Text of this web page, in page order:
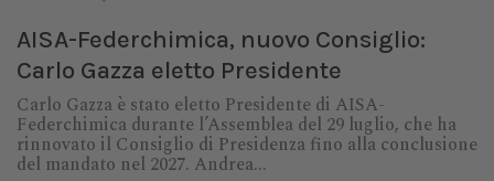
AISA-Federchimica, nuovo Consiglio:
Carlo Gazza eletto Presidente
Carlo Gazza è stato eletto Presidente di AISA-
Federchimica durante l’Assemblea del 29 luglio, che ha
rinnovato il Consiglio di Presidenza fino alla conclusione
del mandato nel 2027. Andrea...